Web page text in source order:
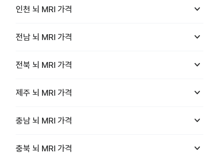
인천 뇌 MRI 가격 keyboard_arrow_down
전남 뇌 MRI 가격 keyboard_arrow_down
전북 뇌 MRI 가격 keyboard_arrow_down
제주 뇌 MRI 가격 keyboard_arrow_down
충남 뇌 MRI 가격 keyboard_arrow_down
충북 뇌 MRI 가격 keyboard_arrow_down